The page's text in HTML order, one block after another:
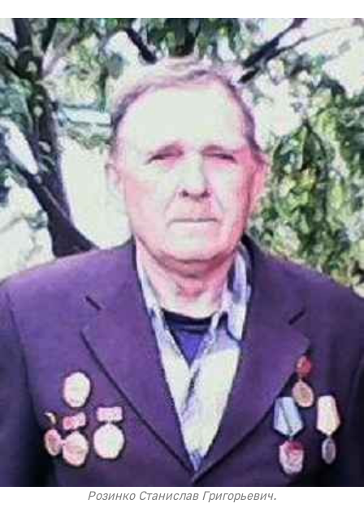
Розинко Станислав Григорьевич.